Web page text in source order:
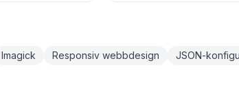
Imagick Responsiv webbdesign JSON-